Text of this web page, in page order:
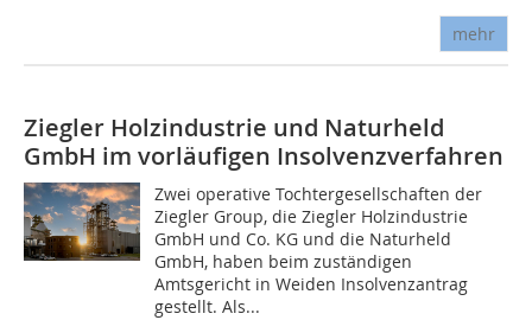
mehr
Ziegler Holzindustrie und Naturheld
GmbH im vorläufigen Insolvenzverfahren
Zwei operative Tochtergesellschaften der
Ziegler Group, die Ziegler Holzindustrie
GmbH und Co. KG und die Naturheld
GmbH, haben beim zuständigen
Amtsgericht in Weiden Insolvenzantrag
gestellt. Als...